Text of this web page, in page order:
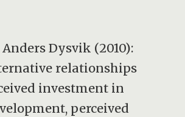
Anders Dysvik (2010):
relationships
investment in
perceived